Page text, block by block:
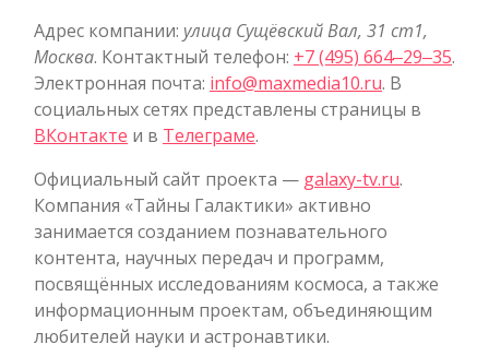
Адрес компании: улица Сущёвский Вал, 31 ст1,
Москва. Контактный телефон: +7 (495) 664‒29‒35.
Электронная почта: info@maxmedia10.ru. В
социальных сетях представлены страницы в
ВКонтакте и в Телеграме.
Официальный сайт проекта — galaxy-tv.ru.
Компания «Тайны Галактики» активно
занимается созданием познавательного
контента, научных передач и программ,
посвящённых исследованиям космоса, а также
информационным проектам, объединяющим
любителей науки и астронавтики.